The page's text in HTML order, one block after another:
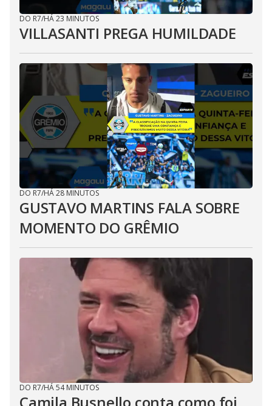
DO R7/HÁ 23 MINUTOS
VILLASANTI PREGA HUMILDADE
DO R7/HÁ 28 MINUTOS
GUSTAVO MARTINS FALA SOBRE
MOMENTO DO GRÊMIO
DO R7/HÁ 54 MINUTOS